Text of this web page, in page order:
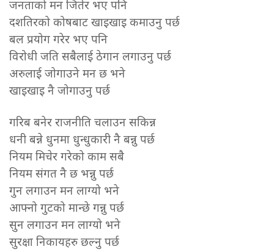
जनताको मन जितेर भए पनि
दशतिरको कोषबाट खाइखाइ कमाउनु पर्छ
बल प्रयोग गरेर भए पनि
विरोधी जति सबैलाई ठेगान लगाउनु पर्छ
अरुलाई जोगाउने मन छ भने
खाइखाइ नै जोगाउनु पर्छ
गरिब बनेर राजनीति चलाउन सकिन्न
धनी बन्ने धुनमा धुन्धुकारी नै बन्नु पर्छ
नियम मिचेर गरेको काम सबै
नियम संगत नै छ भन्नु पर्छ
गुन लगाउन मन लाग्यो भने
आफ्नो गुटको मान्छे गन्नु पर्छ
सुन लगाउन मन लाग्यो भने
सुरक्षा निकायहरु छल्नु पर्छ